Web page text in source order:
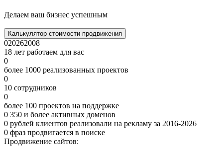
Делаем ваш бизнес успешным
Калькулятор стоимости продвижения
020262008
18 лет работаем для вас
0
более 1000 реализованных проектов
0
10 сотрудников
0
более 100 проектов на поддержке
0 350 и более активных доменов
0 рублей клиентов реализовали на рекламу за 2016-2026
0 фраз продвигается в поиске
Продвижение сайтов: